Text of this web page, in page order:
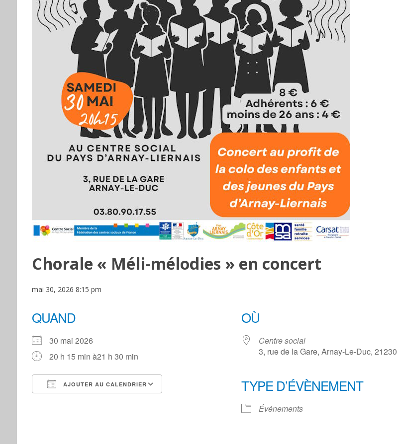
Chorale « Méli-mélodies » en concert
mai 30, 2026 8:15 pm
QUAND
30 mai 2026
20 h 15 min à21 h 30 min
AJOUTER AU CALENDRIER
OÙ
Centre social
3, rue de la Gare, Arnay-Le-Duc, 21230
TYPE D’ÉVÈNEMENT
Événements